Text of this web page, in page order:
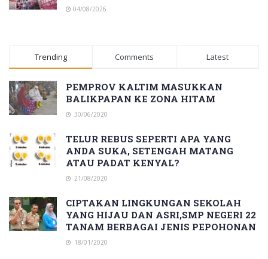
04/08/2026
Trending Comments Latest
PEMPROV KALTIM MASUKKAN
BALIKPAPAN KE ZONA HITAM
30/06/2020
TELUR REBUS SEPERTI APA YANG
ANDA SUKA, SETENGAH MATANG
ATAU PADAT KENYAL?
21/08/2020
CIPTAKAN LINGKUNGAN SEKOLAH
YANG HIJAU DAN ASRI,SMP NEGERI 22
TANAM BERBAGAI JENIS PEPOHONAN
18/01/2020